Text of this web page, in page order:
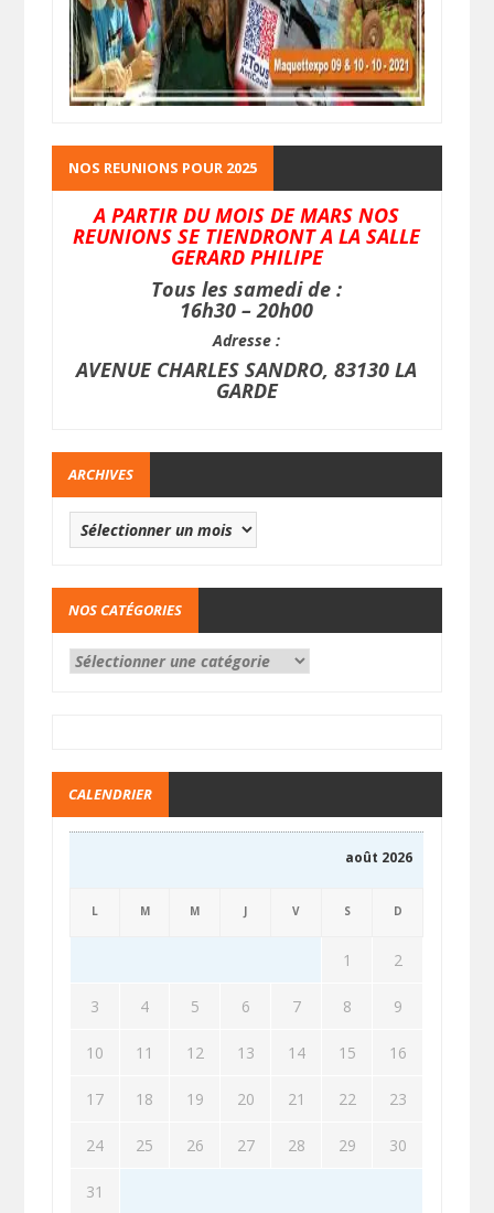
NOS REUNIONS POUR 2025
A PARTIR DU MOIS DE MARS NOS
REUNIONS SE TIENDRONT A LA SALLE
GERARD PHILIPE
Tous les samedi de :
16h30 – 20h00
Adresse :
AVENUE CHARLES SANDRO, 83130 LA
GARDE
ARCHIVES
NOS CATÉGORIES
CALENDRIER
août 2026
L M M J V S D
1 2
3 4 5 6 7 8 9
10 11 12 13 14 15 16
17 18 19 20 21 22 23
24 25 26 27 28 29 30
31